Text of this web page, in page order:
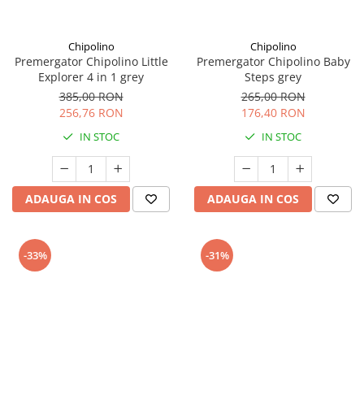
Insecte si paianjeni
Lumea preistorica
Ocean si gheata
Viata la ferma
Bancuri de lucru cu unelte
Constructii, cuburi, forme si culori
Corturi de joaca
Jucarii de rol
Chipolino
Premergator Chipolino Little
Explorer 4 in 1 grey
385,00 RON
256,76 RON
IN STOC
ADAUGA IN COS
Chipolino
Premergator Chipolino Baby
Steps grey
265,00 RON
176,40 RON
IN STOC
ADAUGA IN COS
-33% -31%